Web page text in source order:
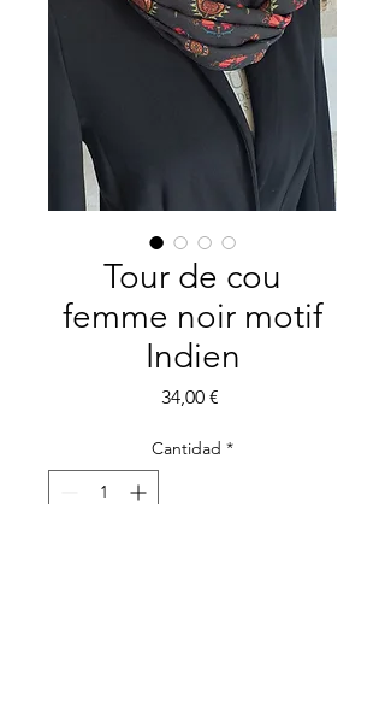
Tour de cou
femme noir motif
Indien
34,00 €Precio
Cantidad *